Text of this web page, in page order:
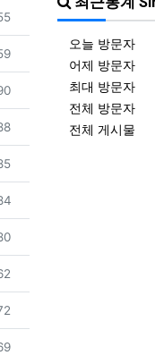
회
회
회
회
회
회
회
회
회
회
오늘 방문자
어제 방문자
최대 방문자
전체 방문자
전체 게시물